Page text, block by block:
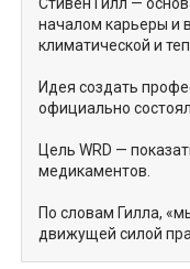
началом карьеры и
климатической и
Идея создать
официально
Цель WRD —
медикаментов.
По словам Гилла,
движущей силой